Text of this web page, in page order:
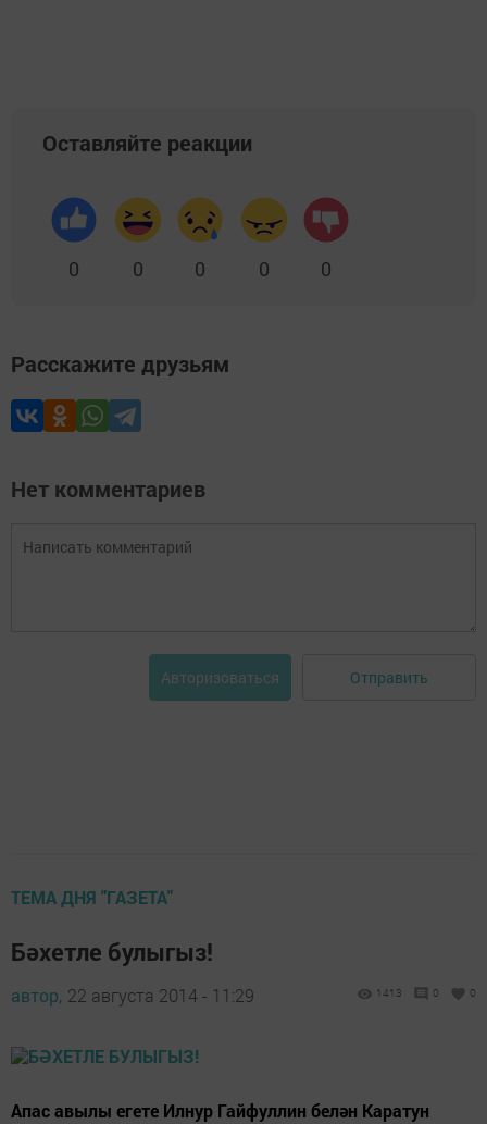
Оставляйте реакции
0 0 0 0 0
Расскажите друзьям
Нет комментариев
Авторизоваться Отправить
ТЕМА ДНЯ "ГАЗЕТА"
Бәхетле булыгыз!
автор, 22 августа 2014 - 11:29 1413 0 0
Апас авылы егете Илнур Гайфуллин белән Каратун